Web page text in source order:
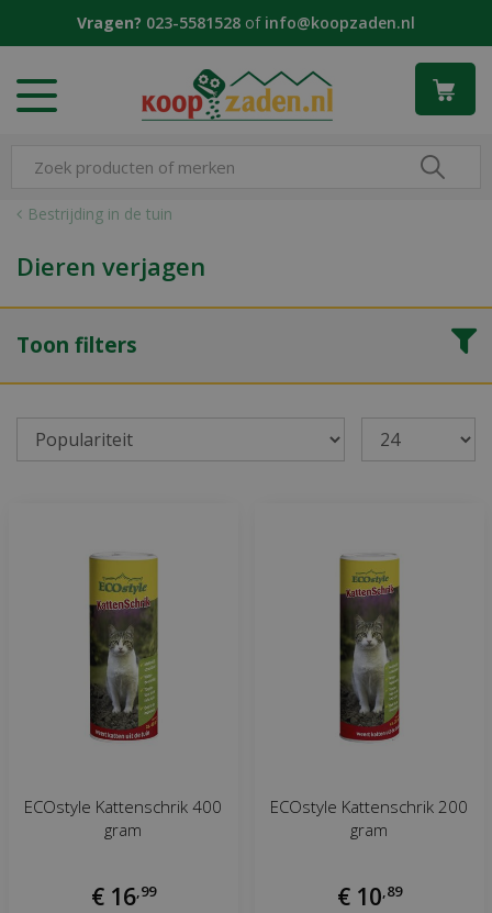
t
Bestrijding in de tuin
Vragen? 023-5581528 of info@koopzaden.nl
Dieren verjagen
Toon filters
ECOstyle Kattenschrik 400
gram
€ 16 99
ECOstyle Kattenschrik 200
gram
€ 10 89